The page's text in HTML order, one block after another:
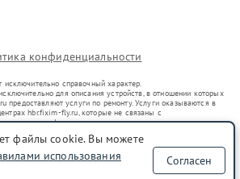
конфиденциальности
справочный характер.
для описания устройств, в отношении которых
предоставляют услуги по ремонту. Услуги оказываются в
hbr.fixim-fly.ru, которые не связаны с
или их официальными представителями.
уже введенных в гражданский оборот в соответствии
не преследует цели индивидуализации услуг или введения
для информирования о предоставляемых услугах по
файлы cookie. Вы можете
использования
Согласен